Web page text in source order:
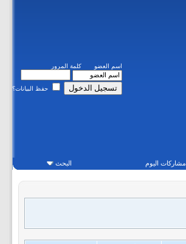
اسم العضو كلمة المرور
حفظ البيانات؟
مشاركات اليوم البحث